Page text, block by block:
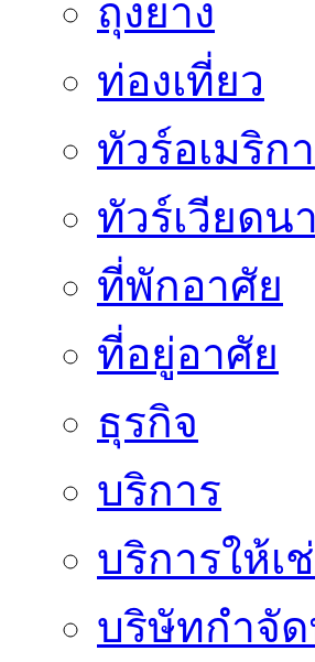
ถุงยาง
ท่องเที่ยว
ทัวร์อเมริกา
ทัวร์เวียดน
ที่พักอาศัย
ที่อยู่อาศัย
ธุรกิจ
บริการ
บริการให้เ
บริษัทกำจั